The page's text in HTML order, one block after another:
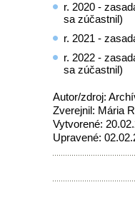
r. 2020 -
sa zúčastnil)
r. 2021 -
r. 2022 -
sa zúčastnil)
Autor/zdroj:
Zverejnil: Mária
Vytvorené:
Upravené: